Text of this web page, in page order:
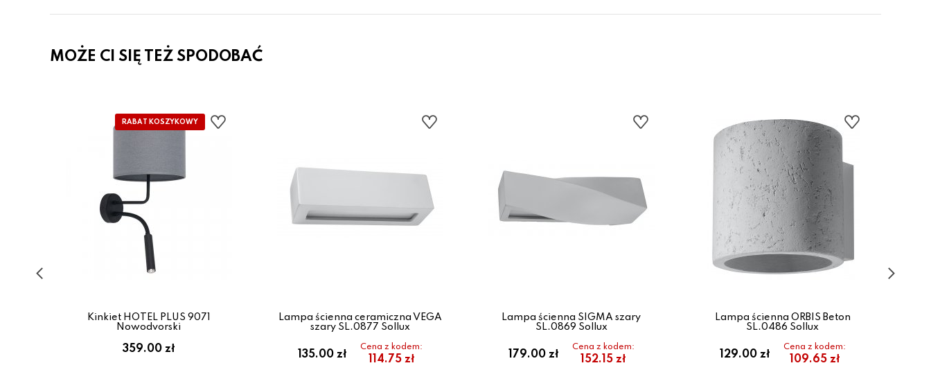
MOŻE CI SIĘ TEŻ SPODOBAĆ
Kinkiet HOTEL PLUS 9071
Nowodvorski
359.00 zł
Lampa ścienna ceramiczna VEGA
szary SL.0877 Sollux
135.00 zł
Cena z kodem:
114.75 zł
Lampa ścienna SIGMA szary
SL.0869 Sollux
179.00 zł
Cena z kodem:
152.15 zł
Lampa ścienna ORBIS Beton
SL.0486 Sollux
129.00 zł
Cena z kodem:
109.65 zł